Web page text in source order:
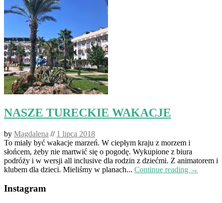
NASZE TURECKIE WAKACJE
by Magdalena // 1 lipca 2018
To miały być wakacje marzeń. W ciepłym kraju z morzem i
słońcem, żeby nie martwić się o pogodę. Wykupione z biura
podróży i w wersji all inclusive dla rodzin z dziećmi. Z animatorem i
klubem dla dzieci. Mieliśmy w planach... Continue reading →
Instagram